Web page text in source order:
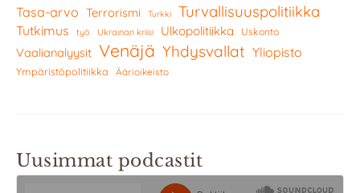
Tasa-arvo Terrorismi Turkki Turvallisuuspolitiikka
Tutkimus työ Ukrainan kriisi Ulkopolitiikka Uskonto
Vaalianalyysit Venäjä Yhdysvallat Yliopisto
Ympäristöpolitiikka Äärioikeisto
Uusimmat podcastit